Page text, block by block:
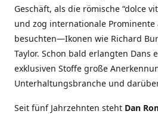
Geschäft, als die römische “dolce
und zog internationale Prominente
besuchten—Ikonen wie Richard
Taylor. Schon bald erlangten Dans
exklusiven Stoffe große
Unterhaltungsbranche und
Seit fünf Jahrzehnten steht Dan